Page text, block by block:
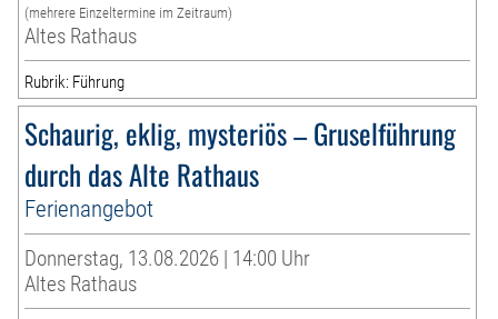
(mehrere Einzeltermine im Zeitraum)
Altes Rathaus
Rubrik: Führung
Schaurig, eklig, mysteriös – Gruselführung
durch das Alte Rathaus
Ferienangebot
Donnerstag, 13.08.2026 | 14:00 Uhr
Altes Rathaus